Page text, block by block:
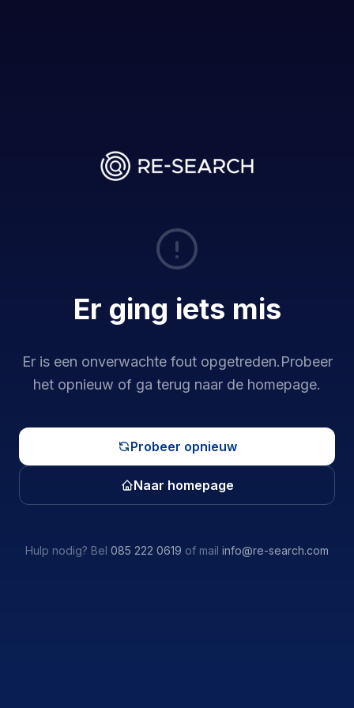
Er ging iets mis
Er is een onverwachte fout opgetreden.Probeer
het opnieuw of ga terug naar de homepage.
Probeer opnieuw
Naar homepage
Hulp nodig? Bel 085 222 0619 of mail info@re-search.com